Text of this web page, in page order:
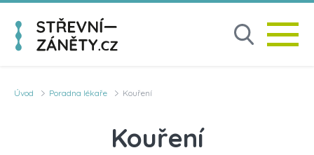
Úvod Poradna lékaře Kouření
Kouření